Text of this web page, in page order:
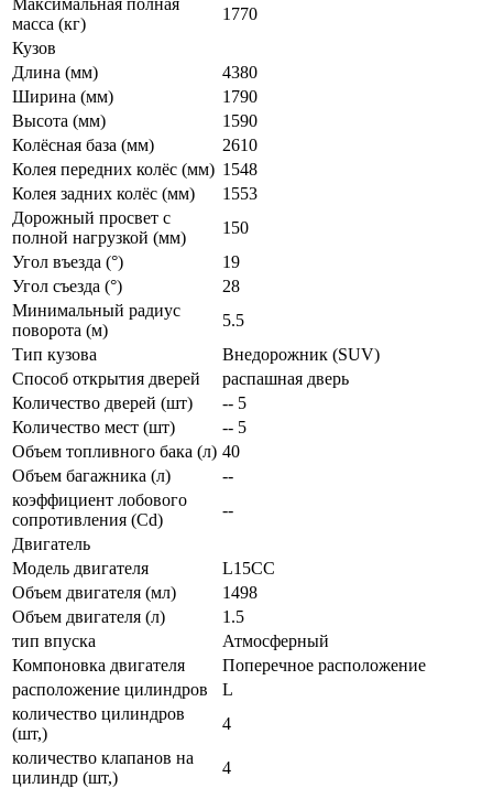
масса (кг)
1770
Кузов
Длина (мм)
4380
Ширина (мм)
1790
Высота (мм)
1590
Колёсная база (мм)
2610
Колея передних колёс (мм) 1548
Колея задних колёс (мм)
1553
Дорожный просвет с
полной нагрузкой (мм)
150
Угол въезда (°)
19
Угол съезда (°)
28
Минимальный радиус
поворота (м)
5.5
Тип кузова
Внедорожник (SUV)
Способ открытия дверей
распашная дверь
Количество дверей (шт)
-- 5
Количество мест (шт)
-- 5
Объем топливного бака (л) 40
Объем багажника (л)
--
коэффициент лобового
сопротивления (Cd)
--
Двигатель
Модель двигателя
L15CC
Объем двигателя (мл)
1498
Объем двигателя (л)
1.5
тип впуска
Атмосферный
Компоновка двигателя
Поперечное расположение
расположение цилиндров
L
количество цилиндров
(шт,)
4
количество клапанов на
цилиндр (шт,)
4